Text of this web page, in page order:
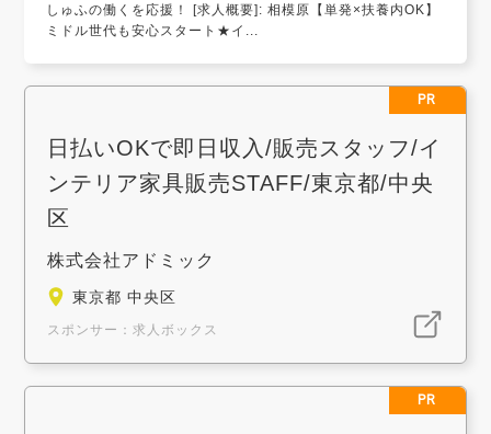
しゅふの働くを応援！ [求人概要]: 相模原【単発×扶養内OK】
ミドル世代も安心スタート★イ...
PR
日払いOKで即日収入/販売スタッフ/イ
ンテリア家具販売STAFF/東京都/中央
区
株式会社アドミック
東京都 中央区
スポンサー：求人ボックス
PR